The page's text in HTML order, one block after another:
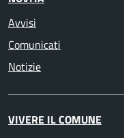
Avvisi
Comunicati
Notizie
VIVERE IL COMUNE